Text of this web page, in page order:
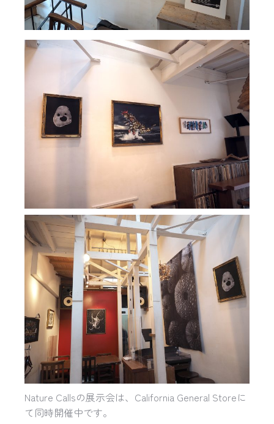
Nature Callsの展示会は、California General Storeに
て同時開催中です。